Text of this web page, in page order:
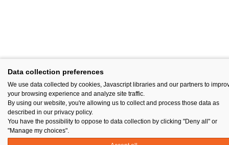
Data collection preferences
We use data collected by cookies, Javascript libraries and our partners to
your browsing experience and analyze site traffic.
By using our website, you're allowing us to collect and process those data as
described in our privacy policy.
You have the possibility to oppose to data collection by clicking "Deny all" or
"Manage my choices".